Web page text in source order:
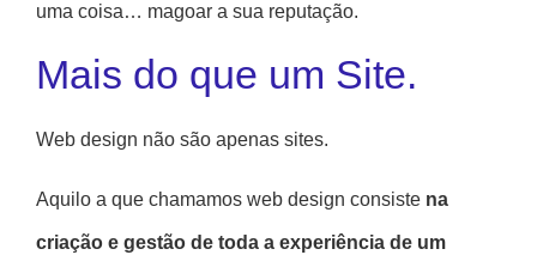
uma coisa… magoar a sua reputação.
Mais do que um Site.
Web design não são apenas sites.
Aquilo a que chamamos web design consiste na
criação e gestão de toda a experiência de um